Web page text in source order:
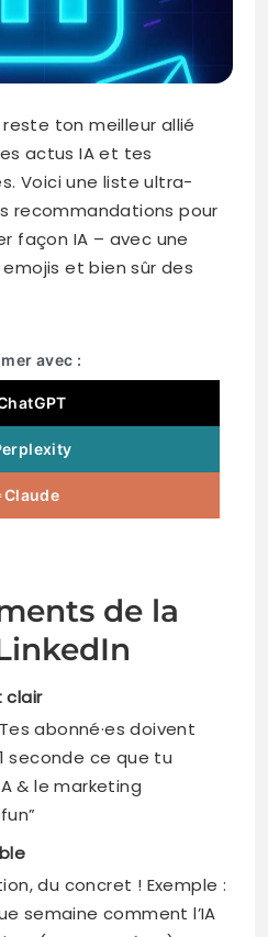
ton meilleur allié
actus IA et tes
Voici une liste ultra-
recommandations pour
façon IA – avec une
et bien sûr des
avec :
Claude
de la
clair
abonné·es doivent
seconde ce que tu
& le marketing
du concret ! Exemple :
semaine comment l’IA